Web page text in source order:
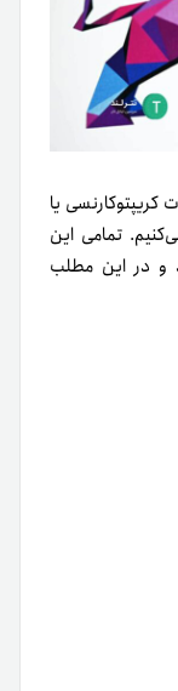
کریپتوکارنسی یا
تمامی این
و در این مطلب